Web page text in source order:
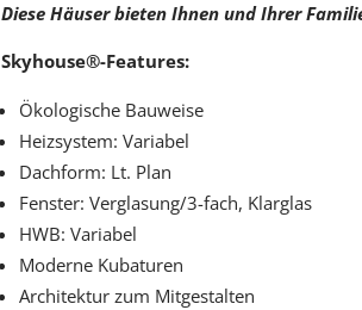
Diese Häuser bieten Ihnen und Ihrer
Skyhouse®-Features:
Ökologische Bauweise
Heizsystem: Variabel
Dachform: Lt. Plan
Fenster: Verglasung/3-fach, Klarglas
HWB: Variabel
Moderne Kubaturen
Architektur zum Mitgestalten